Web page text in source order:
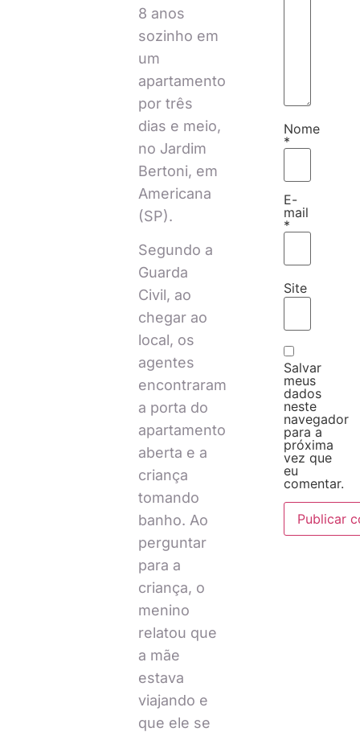
8 anos
sozinho em
um
apartamento
por três
dias e meio,
no Jardim
Bertoni, em
Americana
(SP).
Segundo a
Guarda
Civil, ao
chegar ao
local, os
agentes
encontraram
a porta do
apartamento
aberta e a
criança
tomando
banho. Ao
perguntar
para a
criança, o
menino
relatou que
a mãe
estava
viajando e
que ele se
Nome
*
E-
mail
*
Site
Salvar
meus
dados
neste
navegador
para a
próxima
vez que
eu
comentar.